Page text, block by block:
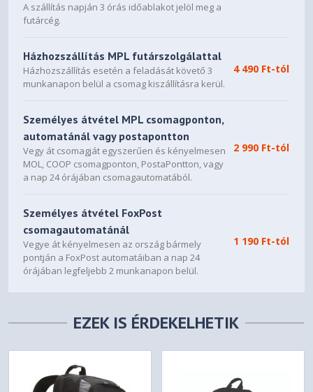
A szállítás napján 3 órás időablakot jelöl meg a
futárcég.
Házhozszállítás MPL futárszolgálattal
Házhozszállítás esetén a feladását követő 3
munkanapon belül a csomag kiszállításra kerül.
4 490 Ft-tól
Személyes átvétel MPL csomagponton,
automatánál vagy postapontton
Vegy át csomagját egyszerűen és kényelmesen
MOL, COOP csomagponton, PostaPontton, vagy
a nap 24 órájában csomagautomatából.
2 990 Ft-tól
Személyes átvétel FoxPost
csomagautomatánál
Vegye át kényelmesen az ország bármely
pontján a FoxPost automatáiban a nap 24
órájában legfeljebb 2 munkanapon belül.
1 190 Ft-tól
EZEK IS ÉRDEKELHETIK